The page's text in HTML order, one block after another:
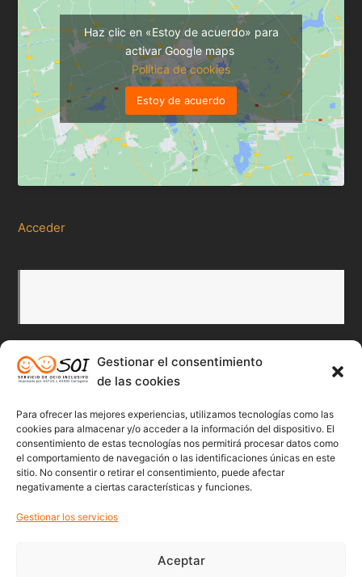
Gestionar el consentimiento
de las cookies
Para ofrecer las mejores experiencias, utilizamos tecnologías como las
cookies para almacenar y/o acceder a la información del dispositivo. El
consentimiento de estas tecnologías nos permitirá procesar datos como
el comportamiento de navegación o las identificaciones únicas en este
sitio. No consentir o retirar el consentimiento, puede afectar
negativamente a ciertas características y funciones.
Gestionar los servicios
Aceptar
Haz clic en «Estoy de acuerdo» para
activar Google maps
Política de cookies
Estoy de acuerdo
Acceder
Redes Sociales
Twitter
Facebook
Youtube